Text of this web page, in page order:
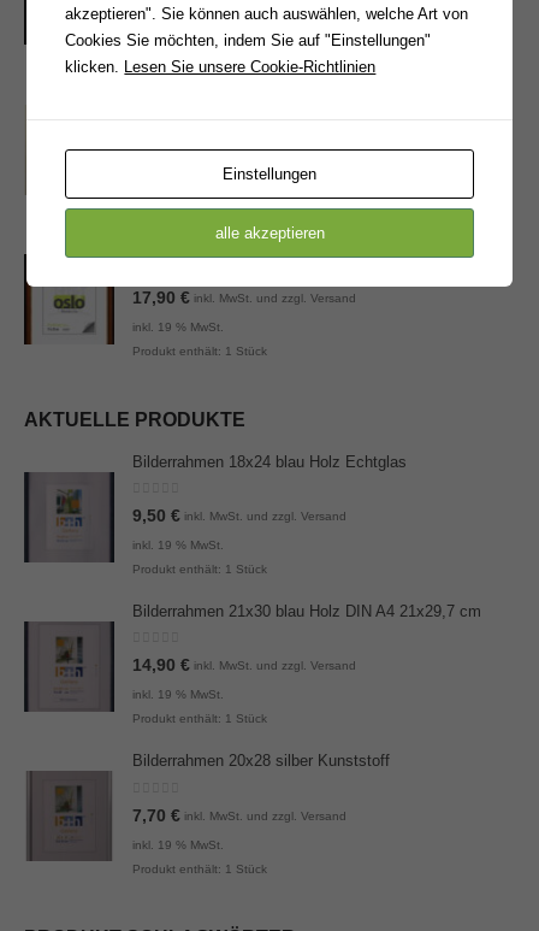
Produkt enthält: 1
15,90€ inkl. MwSt. und zzgl. Versand
Produkt enthält: 1Stück
Bilderrahmen 21x30 Holz braun gold
0von 5
17,90 € inkl. MwSt. und zzgl. Versand
inkl. 19 % MwSt.
Produkt enthält: 1 Stück
AKTUELLE PRODUKTE
Bilderrahmen 18x24 blau Holz Echtglas
0 von 5
9,50 € inkl. MwSt. und zzgl. Versand
inkl. 19 % MwSt.
Produkt enthält: 1 Stück
Bilderrahmen 21x30 blau Holz DIN A4 21x29,7 cm
0 von 5
14,90 € inkl. MwSt. und zzgl. Versand
inkl. 19 % MwSt.
Produkt enthält: 1 Stück
Bilderrahmen 20x28 silber Kunststoff
0 von 5
7,70 € inkl. MwSt. und zzgl. Versand
inkl. 19 % MwSt.
Produkt enthält: 1 Stück
akzeptieren". Sie können auch auswählen, welche Art von
Cookies Sie möchten, indem Sie auf "Einstellungen"
klicken. Lesen Sie unsere Cookie-Richtlinien
Einstellungen
alle akzeptieren